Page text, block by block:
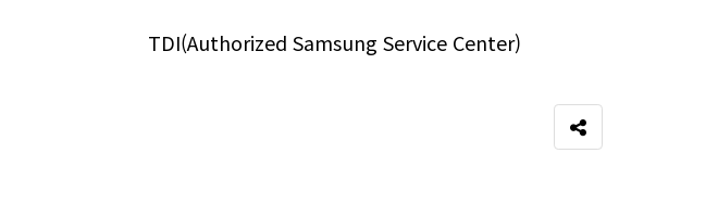
TDI(Authorized Samsung Service Center)
SNS 공유